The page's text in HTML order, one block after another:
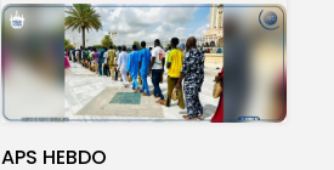
APS HEBDO